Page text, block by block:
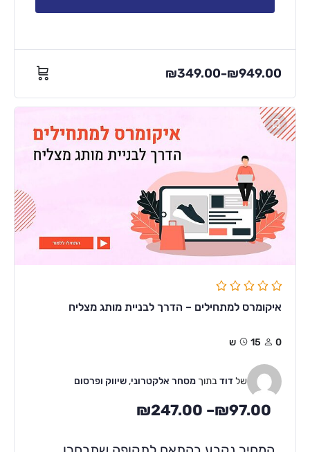
₪349.00–₪949.00
איקומרס למתחילים – הדרך לבניית מותג מצליח
0 15ש
שלדודבתוך מסחר אלקטרוני, שיווק ופרסום
₪97.00
–
₪247.00